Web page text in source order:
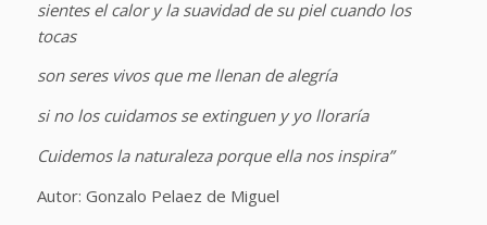
sientes el calor y la suavidad de su piel cuando los
tocas
son seres vivos que me llenan de alegría
si no los cuidamos se extinguen y yo lloraría
Cuidemos la naturaleza porque ella nos inspira”
Autor: Gonzalo Pelaez de Miguel